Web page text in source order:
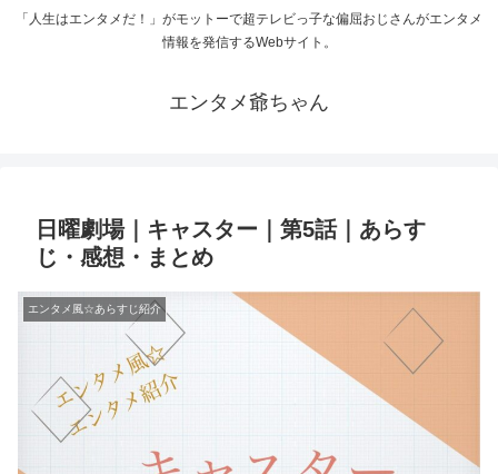
「人生はエンタメだ！」がモットーで超テレビっ子な偏屈おじさんがエンタメ
情報を発信するWebサイト。
エンタメ爺ちゃん
日曜劇場｜キャスター｜第5話｜あらす
じ・感想・まとめ
エンタメ風☆あらすじ紹介